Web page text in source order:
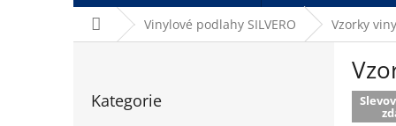
Domů Vinylové podlahy SILVERO Vzorky
kategorie
Kategorie